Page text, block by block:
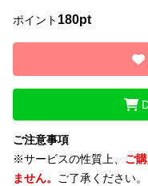
価格帯
ポイント 180pt
ご注意事項
※サービスの性質上、 ご
ません。 ご了承ください。